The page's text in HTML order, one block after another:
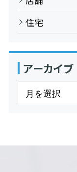
住宅
アーカイブ